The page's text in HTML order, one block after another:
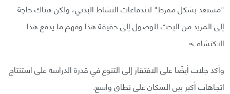
"مستعد بشكل مفرط" لاندفاعات النشاط البدني، ولكن هناك حاجة
إلى المزيد من البحث للوصول إلى حقيقة هذا وفهم ما يدفع هذا
الاكتشاف».
وأكد جلات أيضًا على الافتقار إلى التنوع في قدرة الدراسة على استنتاج
اتجاهات أكبر بين السكان على نطاق واسع.